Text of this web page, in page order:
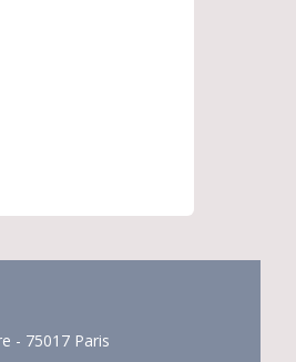
- 75017 Paris